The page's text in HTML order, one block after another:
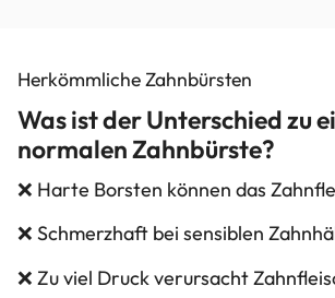
Herkömmliche Zahnbürsten
Was ist der Unterschied zu
normalen Zahnbürste?
❌ Harte Borsten können das
❌ Schmerzhaft bei sensiblen
❌ Zu viel Druck verursacht